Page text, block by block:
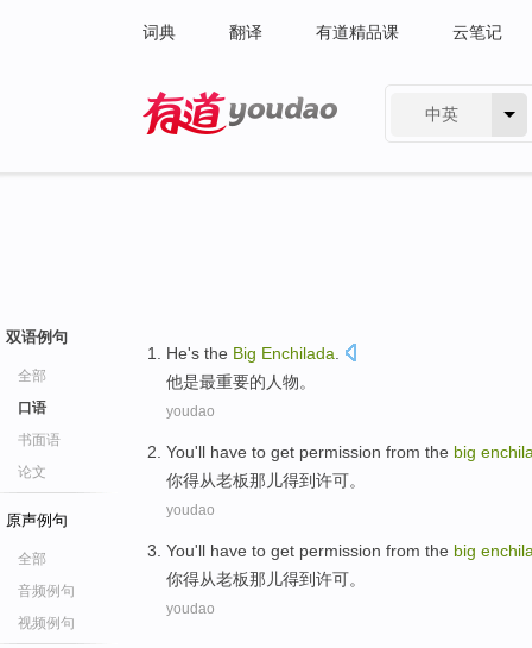
词典 翻译 有道精品课 云笔记
中英
双语例句
全部
口语
书面语
论文
原声例句
全部
音频例句
视频例句
He's the Big Enchilada
他是最重要的人物。
youdao
You'll have to get permission from the big
你得从老板那儿得到许可。
youdao
You'll have to get permission from the big
你得从老板那儿得到许可。
youdao